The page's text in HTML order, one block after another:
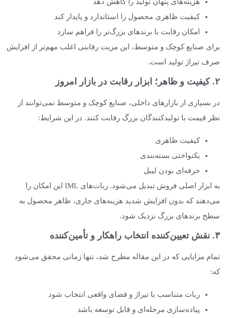
کیفیت ظاهری محصول را استاندارد و پایدار کند
امکان رقابت با برندهای بزرگ‌تر را فراهم سازد
برای صنایع کوچک و متوسط، این مزیت رقابتی اغلب مهم‌تر از افزایش
صرف تیراژ تولید است.
۲. کیفیت و ظاهر؛ ابزار رقابت در بازار امروز
در بسیاری از بازارهای داخلی، صنایع کوچک و متوسط نمی‌توانند از
نظر قیمت با تولیدکنندگان بزرگ رقابت کنند. در این شرایط:
کیفیت ظاهری
یکنواختی بسته‌بندی
حرفه‌ای بودن لیبل
به ابزار اصلی فروش تبدیل می‌شود. ربات‌های IML این امکان را
می‌دهند که بدون افزایش شدید هزینه‌های جاری، ظاهر محصول به
سطح برندهای بزرگ نزدیک شود.
۳. نقش تعیین‌کننده انتخاب راهکار و تأمین‌کننده
تمام مزایایی که در این مقاله مطرح شد، تنها زمانی محقق می‌شود
که:
ربات متناسب با تیراژ و فضای واقعی انتخاب شود
پیاده‌سازی مرحله‌ای و قابل توسعه باشد